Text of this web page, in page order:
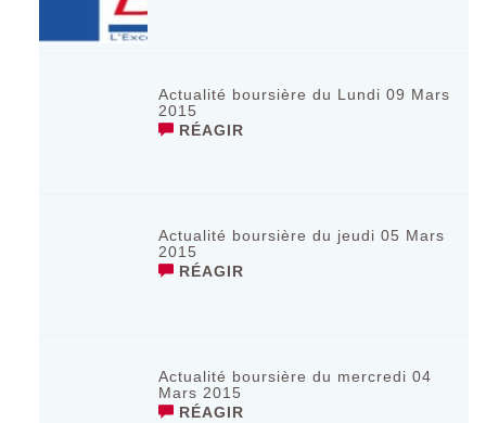
Actualité boursière du Lundi 09 Mars
2015
RÉAGIR
Actualité boursière du jeudi 05 Mars
2015
RÉAGIR
Actualité boursière du mercredi 04
Mars 2015
RÉAGIR